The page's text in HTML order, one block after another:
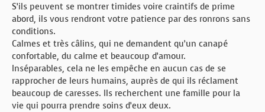
S’ils peuvent se montrer timides voire craintifs de prime
abord, ils vous rendront votre patience par des ronrons sans
conditions.
Calmes et très câlins, qui ne demandent qu’un canapé
confortable, du calme et beaucoup d’amour.
Inséparables, cela ne les empêche en aucun cas de se
rapprocher de leurs humains, auprès de qui ils réclament
beaucoup de caresses. Ils recherchent une famille pour la
vie qui pourra prendre soins d’eux deux.